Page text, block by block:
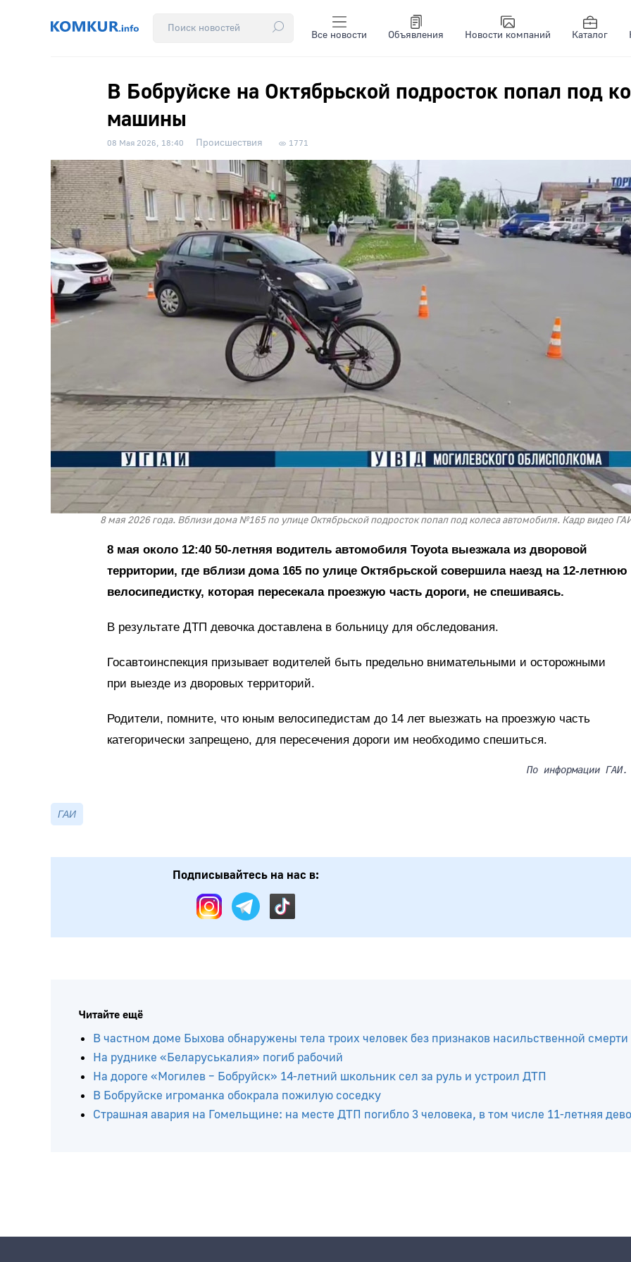
Все новости Объявления Новости компаний Каталог
В Бобруйске на Октябрьской подросток попал под
машины
08 Мая 2026, 18:40 Происшествия 1771
8 мая 2026 года. Вблизи дома №165 по улице Октябрьской подросток попал под колеса автомобиля. Кадр видео
8 мая около 12:40 50-летняя водитель автомобиля Toyota выезжала из дворовой
территории, где вблизи дома 165 по улице Октябрьской совершила наезд на 12-летнюю
велосипедистку, которая пересекала проезжую часть дороги, не спешиваясь.
В результате ДТП девочка доставлена в больницу для обследования.
Госавтоинспекция призывает водителей быть предельно внимательными и осторожными
при выезде из дворовых территорий.
Родители, помните, что юным велосипедистам до 14 лет выезжать на проезжую часть
категорически запрещено, для пересечения дороги им необходимо спешиться.
По информации ГАИ.
ГАИ
Подписывайтесь на нас в:
Читайте ещё
В частном доме Быхова обнаружены тела троих человек без признаков насильственной смерти
На руднике «Беларуськалия» погиб рабочий